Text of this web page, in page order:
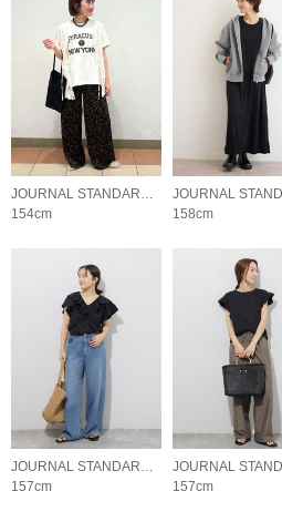
JOURNAL STANDARD relume LADYS
154cm
158cm
JOURNAL STANDARD relume LADYS
157cm
157cm